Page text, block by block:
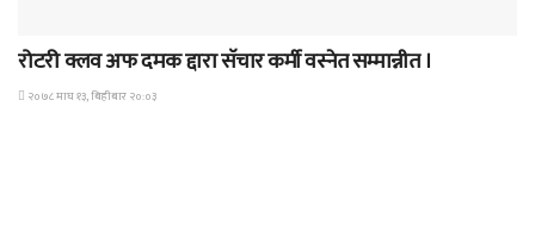
रोटरी क्लव अफ दमक द्दारा सॅचार कर्मी वस्नेत सम्मान्नीत ।
२०७८ माघ १३, बिहीबार २०:०३